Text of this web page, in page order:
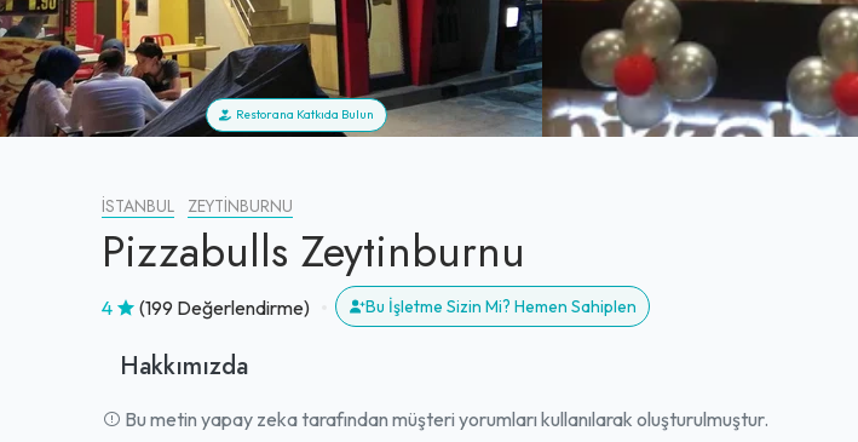
Restorana Katkıda Bulun
İSTANBUL ZEYTINBURNU
Pizzabulls Zeytinburnu
4 (199 Değerlendirme) Bu İşletme Sizin Mi? Hemen Sahiplen
Hakkımızda
Bu metin yapay zeka tarafından müşteri yorumları kullanılarak oluşturulmuştur.